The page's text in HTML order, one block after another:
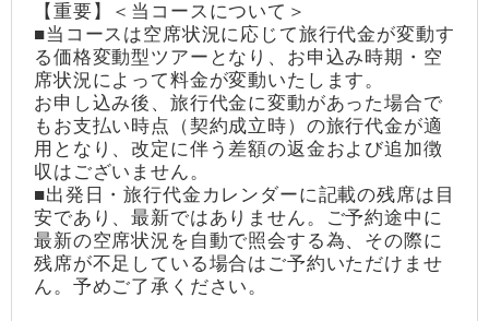
【重要】＜当コースについて＞
■当コースは空席状況に応じて旅行代金が変動す
る価格変動型ツアーとなり、お申込み時期・空
席状況によって料金が変動いたします。
お申し込み後、旅行代金に変動があった場合で
もお支払い時点（契約成立時）の旅行代金が適
用となり、改定に伴う差額の返金および追加徴
収はございません。
■出発日・旅行代金カレンダーに記載の残席は目
安であり、最新ではありません。ご予約途中に
最新の空席状況を自動で照会する為、その際に
残席が不足している場合はご予約いただけませ
ん。予めご了承ください。